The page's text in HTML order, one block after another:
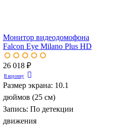
Монитор видеодомофона
Falcon Eye Milano Plus HD
26 018 ₽
В корзину
Размер экрана: 10.1
дюймов (25 см)
Запись: По детекции
движения